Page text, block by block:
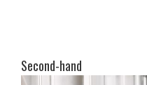
Second-hand